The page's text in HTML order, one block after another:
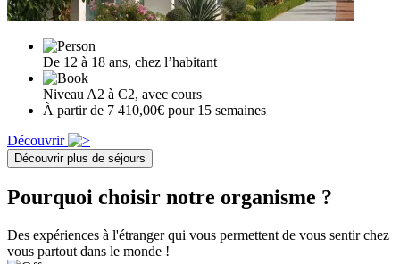
De 12 à 18 ans, chez l’habitant
Niveau A2 à C2, avec cours
À partir de 7 410,00€ pour 15 semaines
Découvrir
Découvrir plus de séjours
Pourquoi choisir notre organisme ?
Des expériences à l'étranger qui vous permettent de vous sentir chez
vous partout dans le monde !